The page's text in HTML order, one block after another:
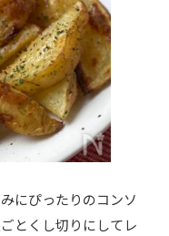
にぴったりのコンソ
とくし切りにしてレ